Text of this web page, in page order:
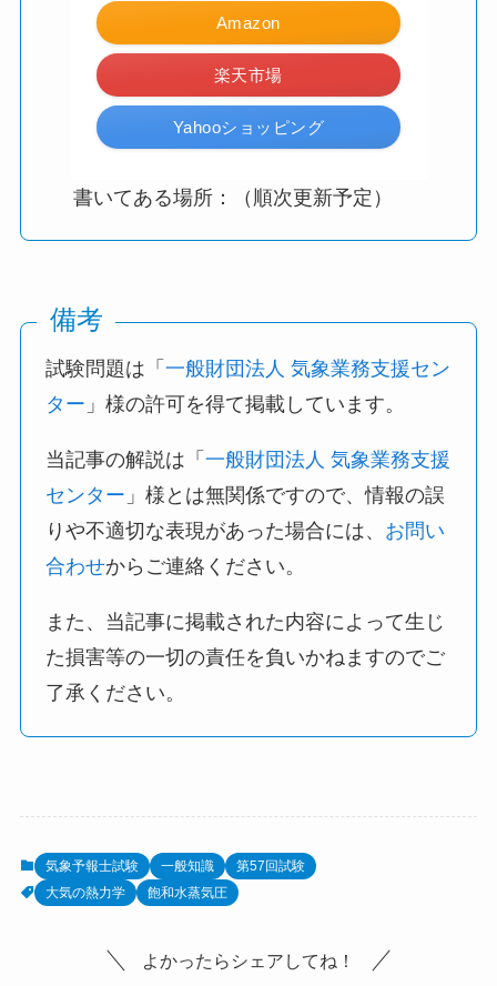
Amazon
楽天市場
Yahooショッピング
書いてある場所：（順次更新予定）
備考
試験問題は「一般財団法人 気象業務支援セン
ター 」様の許可を得て掲載しています。
当記事の解説は「一般財団法人 気象業務支援
センター 」様とは無関係ですので、情報の誤
りや不適切な表現があった場合には、 お問い
合わせからご連絡ください。
また、当記事に掲載された内容によって生じ
た損害等の一切の責任を負いかねますのでご
了承ください。
気象予報士試験 一般知識
第57回試験
大気の熱力学
飽和水蒸気圧
よかったらシェアしてね！